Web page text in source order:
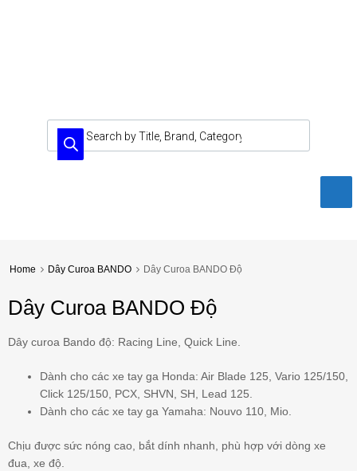
Home Dây Curoa BANDO Dây Curoa BANDO Độ
Dây Curoa BANDO Độ
Dây curoa Bando độ: Racing Line, Quick Line.
Dành cho các xe tay ga Honda: Air Blade 125, Vario 125/150,
Click 125/150, PCX, SHVN, SH, Lead 125.
Dành cho các xe tay ga Yamaha: Nouvo 110, Mio.
Chịu được sức nóng cao, bắt dính nhanh, phù hợp với dòng xe
đua, xe độ.